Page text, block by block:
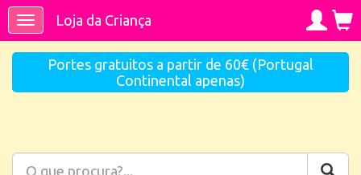
ToggleLoja da Criança
Portes gratuitos a partir de 60€ (Portugal
Continental apenas)